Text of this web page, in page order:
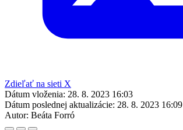
Zdieľať na sieti X
Dátum vloženia: 28. 8. 2023 16:03
Dátum poslednej aktualizácie: 28. 8. 2023 16:09
Autor: Beáta Forró